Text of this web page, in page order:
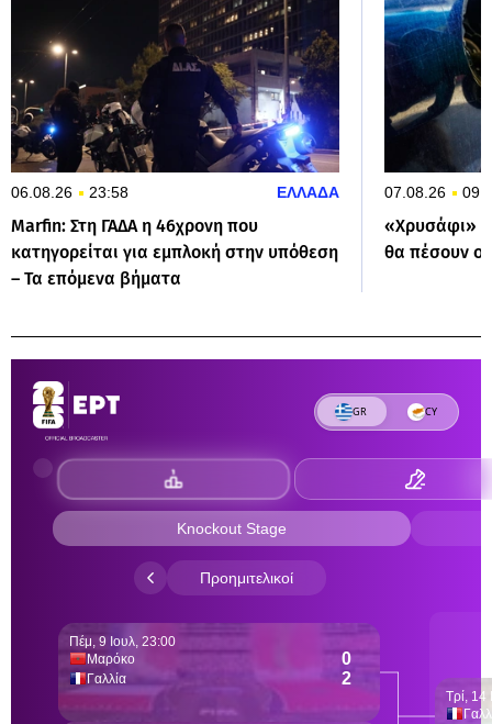
06.08.26 23:58 ΕΛΛΑΔΑ
Marfin: Στη ΓΑΔΑ η 46χρονη που
κατηγορείται για εμπλοκή στην υπόθεση
– Τα επόμενα βήματα
07.08.26
«Χρυσάφι»
θα πέσουν οι